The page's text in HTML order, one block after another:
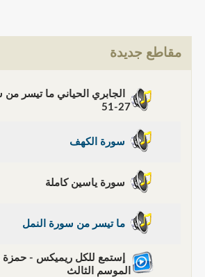
مقاطع جديدة
الجابري الحياني ما تيسر
27-51
سورة الكهف
سورة ياسين كاملة
ما تيسر من سورة النمل
إستمع للكل ريميكس - حمزة
الموسم الثالث